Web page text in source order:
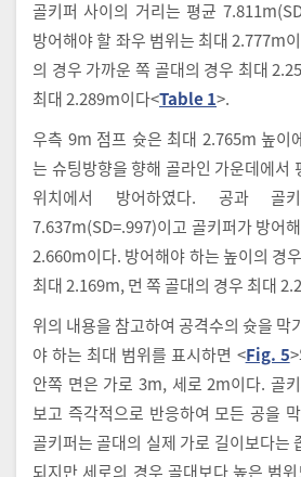
골키퍼 사이의 거리는 평균
방어해야 할 좌우 범위는 최대 2.777m
의 경우 가까운 쪽 골대의 경우 최대
최대 2.289m이다<Table 1>.
우측 9m 점프 슛은 최대 2.765m 높이
는 슈팅방향을 향해 골라인 가운데에서
위치에서 방어하였다. 공과 골
7.637m(SD=.997)이고 골키퍼가 방어
2.660m이다. 방어해야 하는 높이의 경
최대 2.169m, 먼 쪽 골대의 경우 최대
위의 내용을 참고하여 공격수의 슛을 막
야 하는 최대 범위를 표시하면 <Fig. 5
안쪽 면은 가로 3m, 세로 2m이다. 골
보고 즉각적으로 반응하여 모든 공을
골키퍼는 골대의 실제 가로 길이보다는
되지만 세로의 경우 골대보다 높은 범